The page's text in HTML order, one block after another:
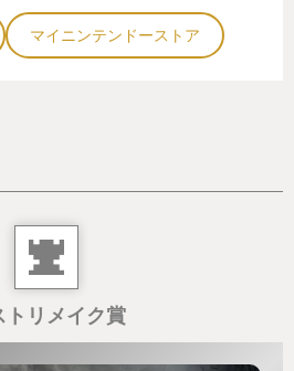
マイニンテンドーストア
トリメイク賞